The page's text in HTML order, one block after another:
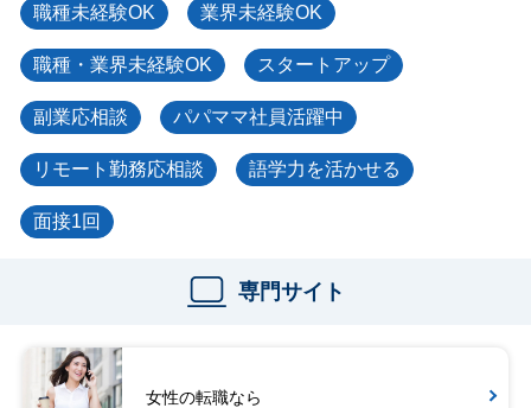
職種未経験OK 業界未経験OK
職種・業界未経験OK スタートアップ
副業応相談 パパママ社員活躍中
リモート勤務応相談 語学力を活かせる
面接1回
専門サイト
女性の転職なら